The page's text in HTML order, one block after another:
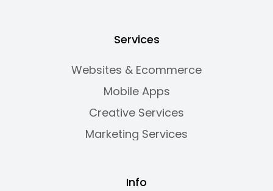
Services
Websites & Ecommerce
Mobile Apps
Creative Services
Marketing Services
Info